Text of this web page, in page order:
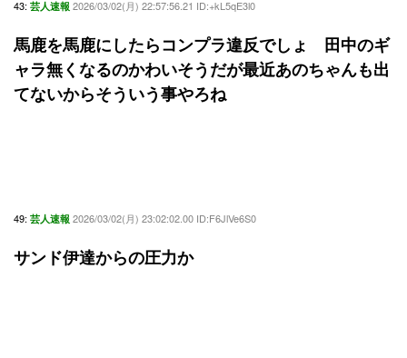
43: 芸人速報 2026/03/02(月) 22:57:56.21 ID:+kL5qE3l0
馬鹿を馬鹿にしたらコンプラ違反でしょ 田中のギ
ャラ無くなるのかわいそうだが最近あのちゃんも出
てないからそういう事やろね
49: 芸人速報 2026/03/02(月) 23:02:02.00 ID:F6JlVe6S0
サンド伊達からの圧力か